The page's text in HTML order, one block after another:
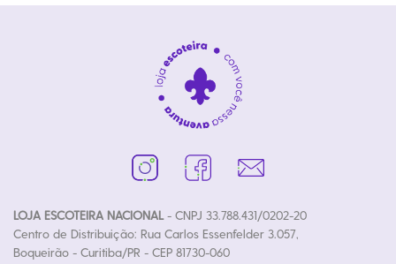
LOJA ESCOTEIRA NACIONAL- CNPJ 33.788.431/0202-20
Centro de Distribuição: Rua Carlos Essenfelder 3.057,
Boqueirão - Curitiba/PR - CEP 81730-060